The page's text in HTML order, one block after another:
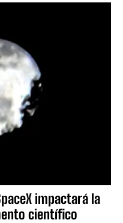
impactará la
científico